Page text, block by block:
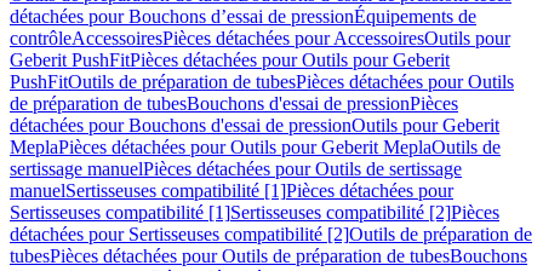
détachées pour Bouchons d’essai de pressionÉquipements de
contrôleAccessoiresPièces détachées pour AccessoiresOutils pour
Geberit PushFitPièces détachées pour Outils pour Geberit
PushFitOutils de préparation de tubesPièces détachées pour Outils
de préparation de tubesBouchons d'essai de pressionPièces
détachées pour Bouchons d'essai de pressionOutils pour Geberit
MeplaPièces détachées pour Outils pour Geberit MeplaOutils de
sertissage manuelPièces détachées pour Outils de sertissage
manuelSertisseuses compatibilité [1]Pièces détachées pour
Sertisseuses compatibilité [1]Sertisseuses compatibilité [2]Pièces
détachées pour Sertisseuses compatibilité [2]Outils de préparation de
tubesPièces détachées pour Outils de préparation de tubesBouchons